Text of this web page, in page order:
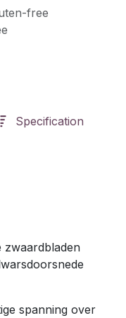
free
Specification
zwaardbladen
spanning over